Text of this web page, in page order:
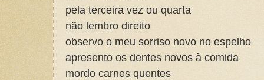
pela terceira vez ou quarta
não lembro direito
observo o meu sorriso novo no espelho
apresento os dentes novos à comida
mordo carnes quentes